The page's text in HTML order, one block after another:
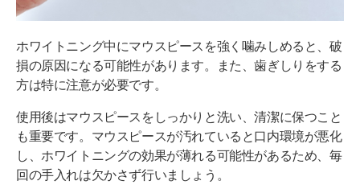
ホワイトニング中にマウスピースを強く噛みしめると、破
損の原因になる可能性があります。また、歯ぎしりをする
方は特に注意が必要です。
使用後はマウスピースをしっかりと洗い、清潔に保つこと
も重要です。マウスピースが汚れていると口内環境が悪化
し、ホワイトニングの効果が薄れる可能性があるため、毎
回の手入れは欠かさず行いましょう。